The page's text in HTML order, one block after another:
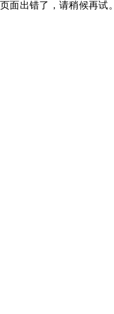
页面出错了，请稍候再试。